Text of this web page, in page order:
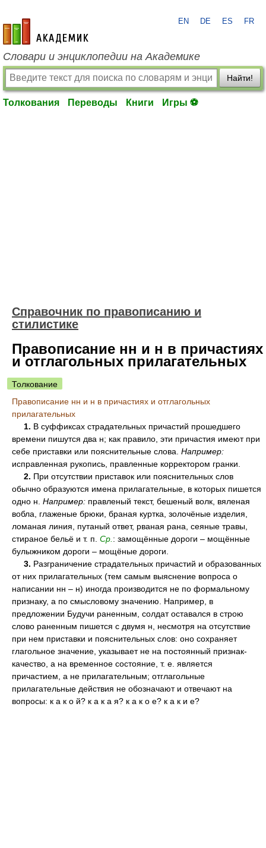
academic.ru
EN DE ES FR
Словари и энциклопедии на Академике
Найти!
Толкования Переводы Книги Игры ⚽
Справочник по правописанию и
стилистике
Правописание нн и н в причастиях
и отглагольных прилагательных
Толкование
Правописание нн и н в причастиях и отглагольных
прилагательных
1. В суффиксах страдательных причастий прошедшего
времени пишутся два н; как правило, эти причастия имеют при
себе приставки или пояснительные слова. Например:
исправленная рукопись, правленные корректором гранки.
2. При отсутствии приставок или пояснительных слов
обычно образуются имена прилагательные, в которых пишется
одно н. Например: правленый текст, бешеный волк, вяленая
вобла, глаженые брюки, браная куртка, золочёные изделия,
ломаная линия, путаный ответ, рваная рана, сеяные травы,
стираное бельё и т. п. Ср. : замощённые дороги – мощённые
булыжником дороги – мощёные дороги.
3. Разграничение страдательных причастий и образованных
от них прилагательных (тем самым выяснение вопроса о
написании нн – н) иногда производится не по формальному
признаку, а по смысловому значению. Например, в
предложении Будучи раненным, солдат оставался в строю
слово раненным пишется с двумя н, несмотря на отсутствие
при нем приставки и пояснительных слов: оно сохраняет
глагольное значение, указывает не на постоянный признак-
качество, а на временное состояние, т. е. является
причастием, а не прилагательным; отглагольные
прилагательные действия не обозначают и отвечают на
вопросы: к а к о й? к а к а я? к а к о е? к а к и е?